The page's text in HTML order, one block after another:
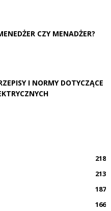
CZY MENADŻER?
I NORMY DOTYCZĄCE
218
213
187
166